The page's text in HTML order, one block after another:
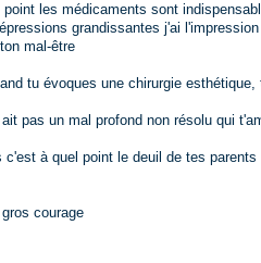
les médicaments sont
grandissantes j'ai
mal-être
tu évoques une chirurgie
pas un mal profond non résolu qui
c'est à quel point le deuil de tes
courage